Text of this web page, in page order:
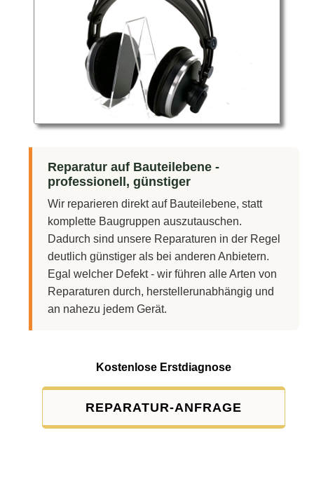
Reparatur auf Bauteilebene -
professionell, günstiger
Wir reparieren direkt auf Bauteilebene, statt
komplette Baugruppen auszutauschen.
Dadurch sind unsere Reparaturen in der Regel
deutlich günstiger als bei anderen Anbietern.
Egal welcher Defekt - wir führen alle Arten von
Reparaturen durch, herstellerunabhängig und
an nahezu jedem Gerät.
Kostenlose Erstdiagnose
REPARATUR-ANFRAGE